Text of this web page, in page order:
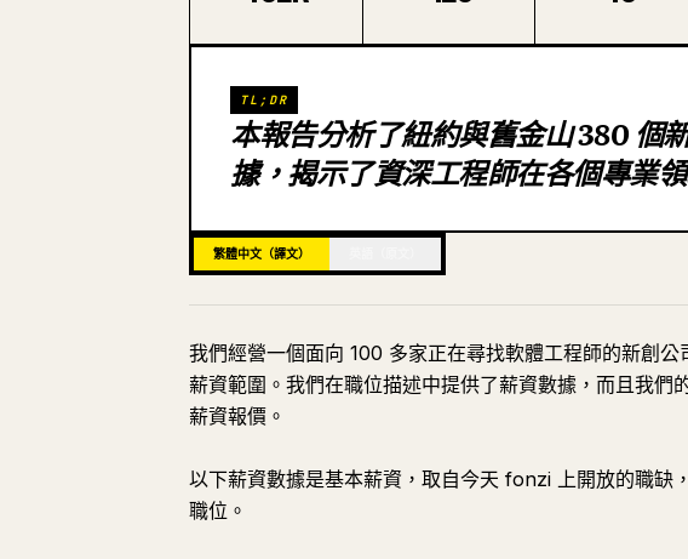
TL;DR
本報告分析了紐約與舊金山 380 個
據，揭示了資深工程師在各個專業
繁體中文（譯文）
我們經營一個面向 100 多家正在尋找軟體工程師的新創
薪資範圍。我們在職位描述中提供了薪資數據，而且我們
薪資報價。
以下薪資數據是基本薪資，取自今天 fonzi 上開放的職缺
職位。